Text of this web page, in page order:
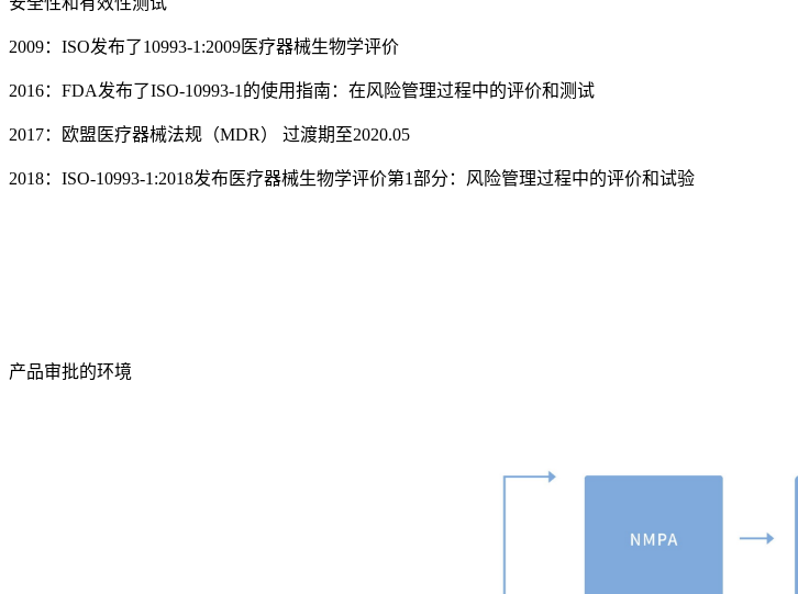
2009：ISO发布了10993-1:2009医疗器械生物学评价
2016：FDA发布了ISO-10993-1的使用指南：在风险管理过程中的评价和测试
2017：欧盟医疗器械法规（MDR） 过渡期至2020.05
2018：ISO-10993-1:2018发布医疗器械生物学评价第1部分：风险管理过程中的评价和试验
产品审批的环境